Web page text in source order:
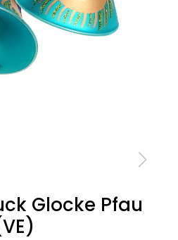
Glocke Pfau